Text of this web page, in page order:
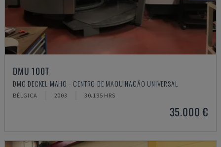
DMU 100T
DMG DECKEL MAHO - CENTRO DE MAQUINAÇÃO UNIVERSAL
BÉLGICA 2003 30.195 HRS
35.000 €